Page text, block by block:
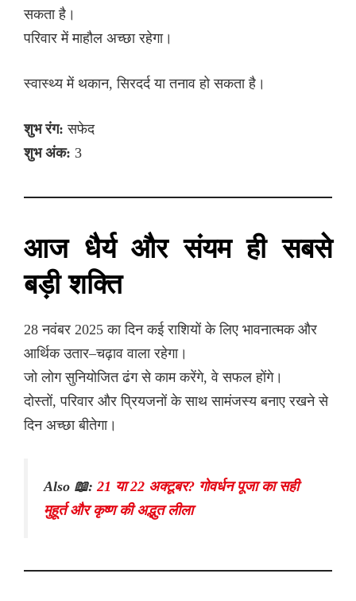
सकता है।
परिवार में माहौल अच्छा रहेगा।
स्वास्थ्य में थकान, सिरदर्द या तनाव हो सकता है।
शुभ रंग: सफेद
शुभ अंक: 3
आज धैर्य और संयम ही सबसे
बड़ी शक्ति
28 नवंबर 2025 का दिन कई राशियों के लिए भावनात्मक और
आर्थिक उतार–चढ़ाव वाला रहेगा।
जो लोग सुनियोजित ढंग से काम करेंगे, वे सफल होंगे।
दोस्तों, परिवार और प्रियजनों के साथ सामंजस्य बनाए रखने से
दिन अच्छा बीतेगा।
Also 📖: 21 या 22 अक्टूबर? गोवर्धन पूजा का सही
मुहूर्त और कृष्ण की अद्भुत लीला